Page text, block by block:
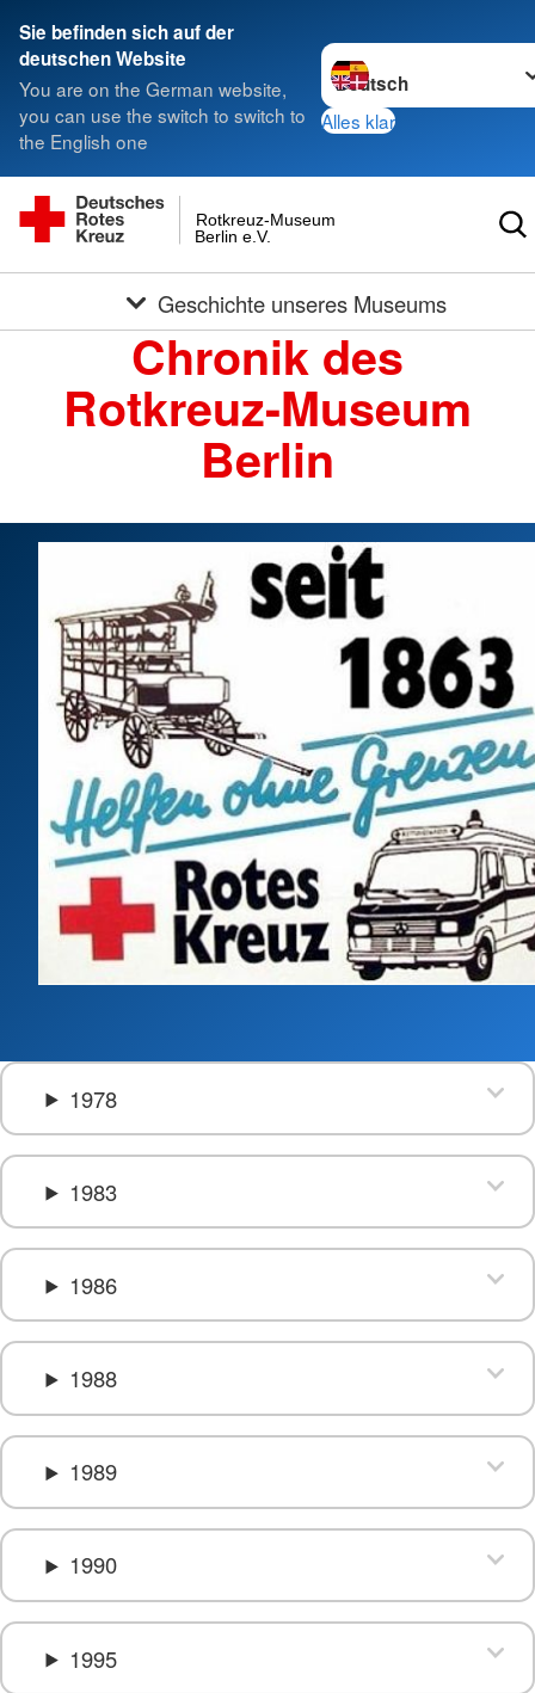
Sie befinden sich auf der
deutschen Website
You are on the German website,
you can use the switch to switch to
the English one
Sprache wechseln zu
Alles klar
Berlin e.V.
Rotkreuz-Museum
Geschichte unseres Museums
Chronik des
Rotkreuz-Museum
Berlin
1978
1983
1986
1988
1989
1990
1995